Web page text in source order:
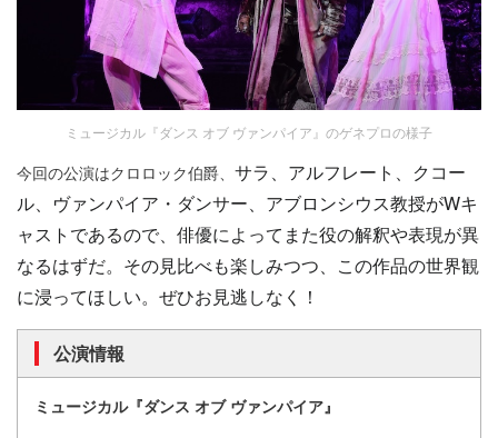
ミュージカル『ダンス オブ ヴァンパイア』のゲネプロの様子
今回の公演はクロロック伯爵、 サラ、アルフレート、クコー
ル、ヴァンパイア・ダンサー、アブロンシウス教授がWキ
ャストであるので、俳優によってまた役の解釈や表現が異
なるはずだ。その見比べも楽しみつつ、この作品の世界観
に浸ってほしい。ぜひお見逃しなく！
公演情報
ミュージカル『ダンス オブ ヴァンパイア』